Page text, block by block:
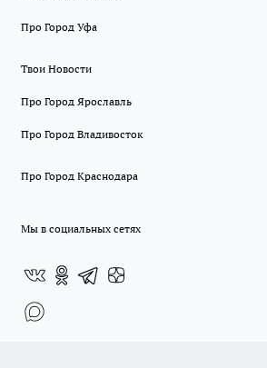
Про Город Уфа
Твои Новости
Про Город Ярославль
Про Город Владивосток
Про Город Краснодара
Мы в социальных сетях